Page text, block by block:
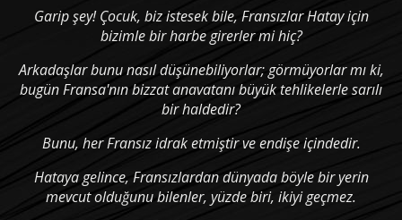
Garip şey! Çocuk, biz istesek bile, Fransızlar Hatay için
bizimle bir harbe girerler mi hiç?
Arkadaşlar bunu nasıl düşünebiliyorlar; görmüyorlar mı ki,
bugün Fransa'nın bizzat anavatanı büyük tehlikelerle sarılı
bir haldedir?
Bunu, her Fransız idrak etmiştir ve endişe içindedir.
Hataya gelince, Fransızlardan dünyada böyle bir yerin
mevcut olduğunu bilenler, yüzde biri, ikiyi geçmez.